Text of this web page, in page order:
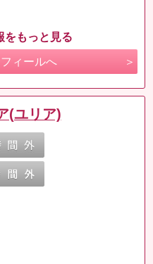
をもっと見る
ィールへ
(ユリア)